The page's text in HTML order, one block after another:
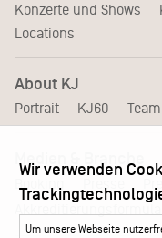
Konzerte und Shows
Locations
About KJ
Portrait KJ60 Team
Booking Presse
Wir verwenden
Um unsere Webseite